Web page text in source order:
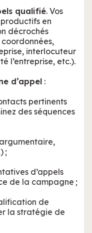
qualifié. Vos
en
décrochés
interlocuteur
l’entreprise, etc.).
d’appel :
pertinents
des séquences
;
d’appels
de la campagne ;
de
la stratégie de